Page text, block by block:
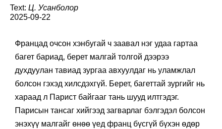
Text: Ц. Усанболор
2025-09-22
Францад очсон хэнбугай ч заавал нэг удаа гартаа
багет бариад, берет малгай толгой дээрээ
духдуулан тавиад зургаа авхуулдаг нь уламжлал
болсон гэхэд хилсдэхгүй. Берет, багеттай зургийг нь
хараад л Парист байгааг тань шууд илтгэдэг.
Парисын тансаг хийгээд загварлаг бэлгэдэл болсон
энэхүү малгайг өнөө үед франц бүсгүй бүхэн өдөр